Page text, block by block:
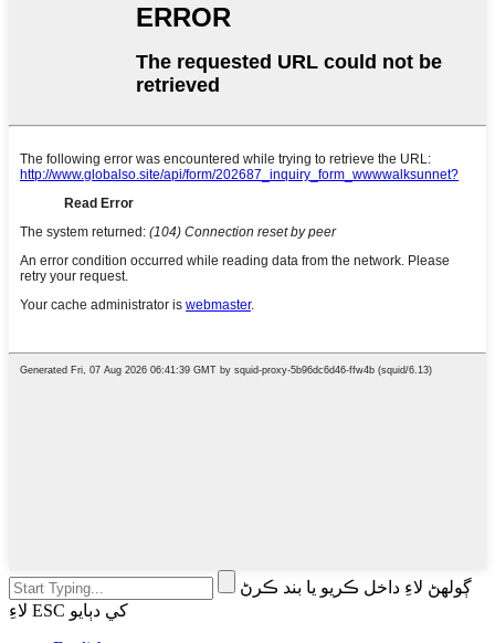
ڳولهڻ لاءِ داخل ڪريو يا بند ڪرڻ
لاءِ ESC کي دٻايو